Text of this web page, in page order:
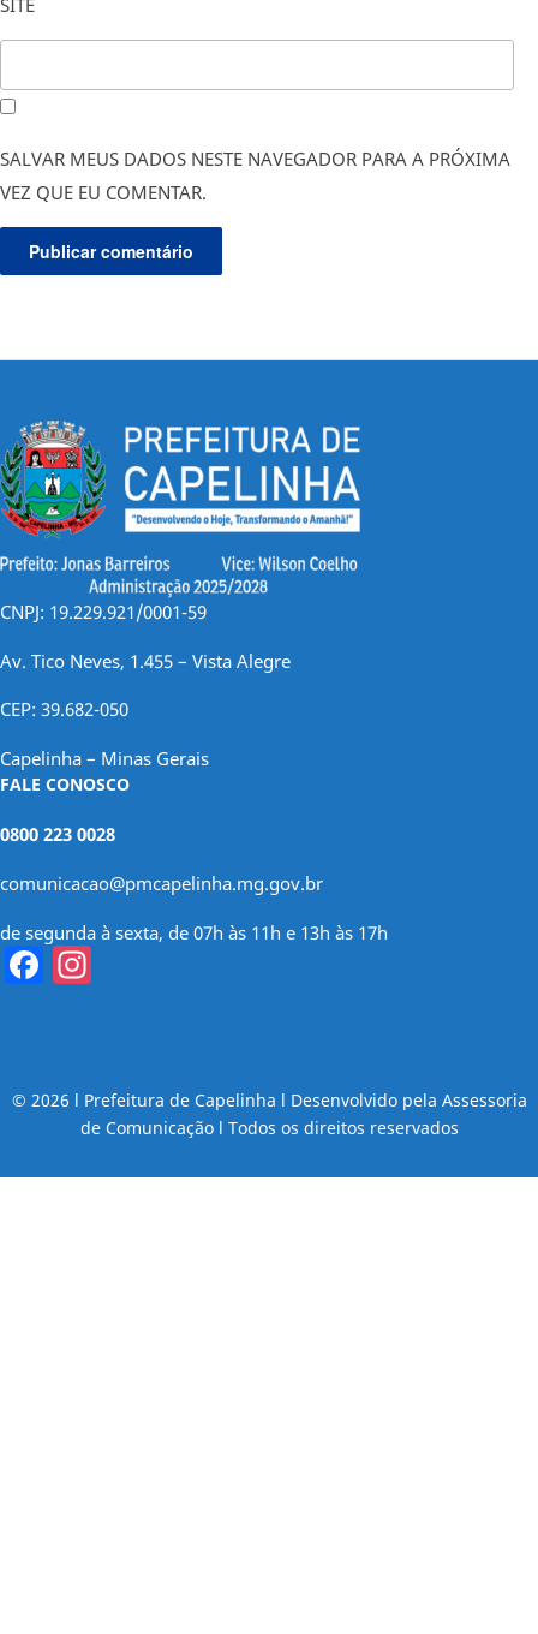
SALVAR MEUS DADOS NESTE NAVEGADOR PARA A PRÓXIMA
VEZ QUE EU COMENTAR.
CNPJ: 19.229.921/0001-59
Av. Tico Neves, 1.455 – Vista Alegre
CEP: 39.682-050
Capelinha – Minas Gerais
FALE CONOSCO
0800 223 0028
comunicacao@pmcapelinha.mg.gov.br
de segunda à sexta, de 07h às 11h e 13h às 17h
Facebook
© 2026 l Prefeitura de Capelinha l Desenvolvido pela Assessoria
de Comunicação l Todos os direitos reservados